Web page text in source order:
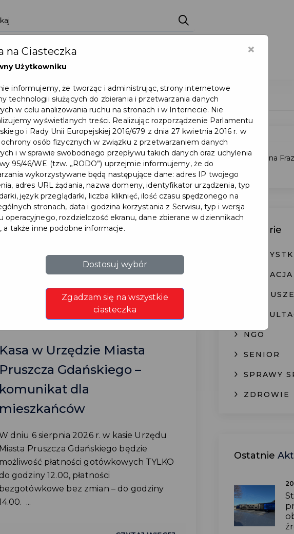
Miejska przypomina o
wymiany źródeł
DBAJMY O CZYSTE POWIETRZE...
w Urzędzie Miasta
Gdańskiego –
dla
dniu 6 sierpnia 2026 r. w kasie Urzędu
Pruszcza Gdańskiego będzie
płatności gotówkowych TYLKO
godziny 12.00, płatności
bez zmian – do godziny
...
Kategorie
EDUKACJA
FUNDUSZE
NGO
SENIOR
SPRAWY
ZDROWIE
Ostatnie
×
na Ciasteczka
Użytkowniku
informujemy, że tworząc i administrując, strony internetowe
technologii służących do zbierania i przetwarzania danych
w celu analizowania ruchu na stronach i w Internecie. Nie
wyświetlanych treści. Realizując rozporządzenie Parlamentu
i Rady Unii Europejskiej 2016/679 z dnia 27 kwietnia 2016 r. w
ochrony osób fizycznych w związku z przetwarzaniem danych
i w sprawie swobodnego przepływu takich danych oraz uchylenia
95/46/WE (tzw. „RODO”) uprzejmie informujemy, że do
wykorzystywane będą następujące dane: adres IP twojego
adres URL żądania, nazwa domeny, identyfikator urządzenia, typ
język przeglądarki, liczba kliknięć, ilość czasu spędzonego na
stronach, data i godzina korzystania z Serwisu, typ i wersja
operacyjnego, rozdzielczość ekranu, dane zbierane w dziennikach
a także inne podobne informacje.
Dostosuj wybór
Zgadzam się na wszystkie
ciasteczka